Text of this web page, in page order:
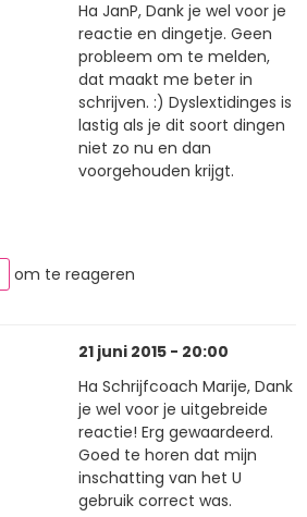
Ha JanP, Dank je wel voor je
reactie en dingetje. Geen
probleem om te melden,
dat maakt me beter in
schrijven. :) Dyslextidinges is
lastig als je dit soort dingen
niet zo nu en dan
voorgehouden krijgt.
om te reageren
21 juni 2015 - 20:00
Ha Schrijfcoach Marije, Dank
je wel voor je uitgebreide
reactie! Erg gewaardeerd.
Goed te horen dat mijn
inschatting van het U
gebruik correct was.